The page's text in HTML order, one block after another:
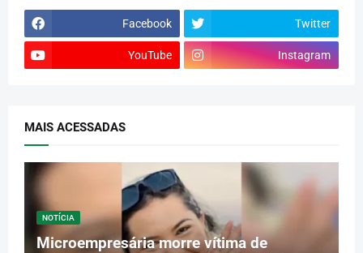
Facebook Twitter
YouTube Instagram
MAIS ACESSADAS
NOTÍCIA
Microempresária morre vítima de